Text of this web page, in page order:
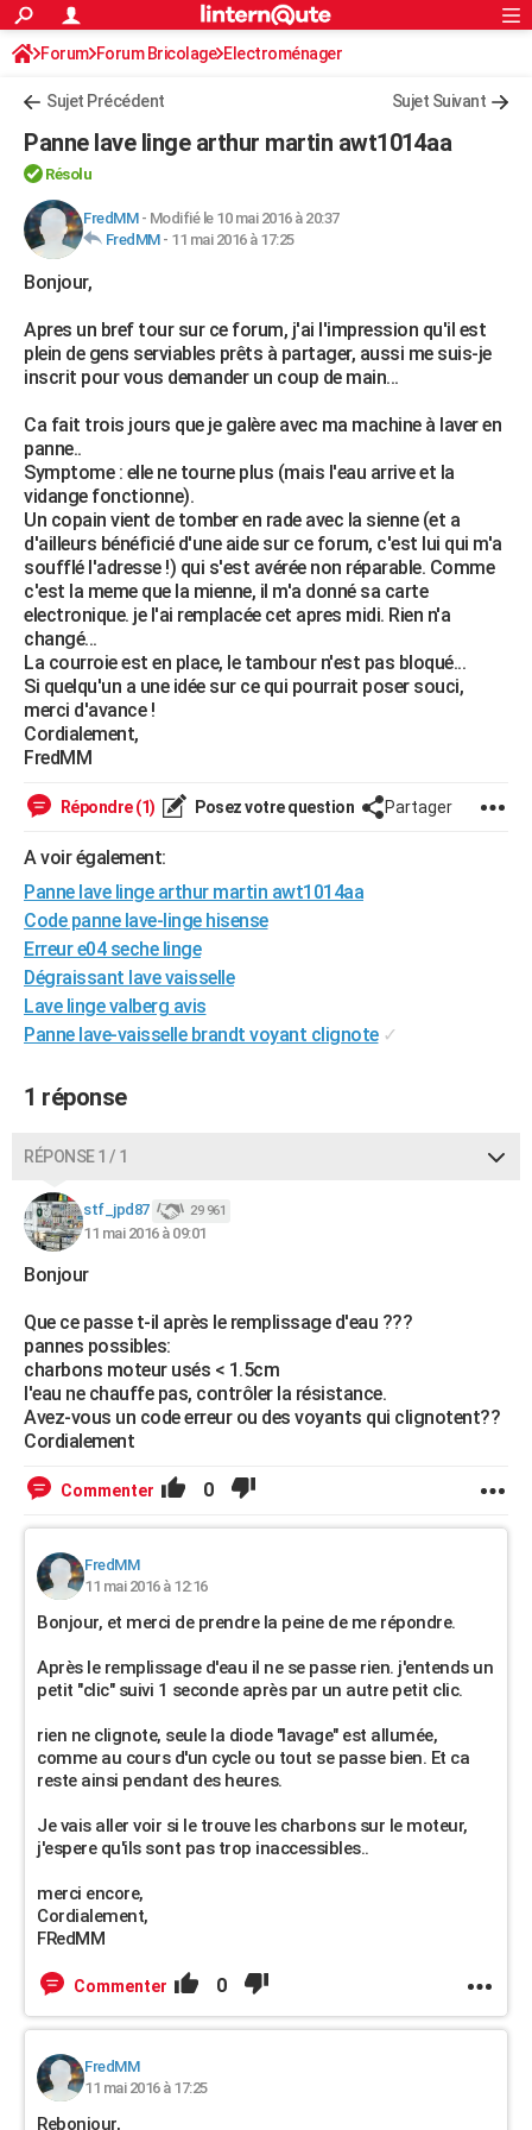
ACTUALITÉS
Politique
Société
Faits Divers
Education
Monde
Villes
+
Programme TV
TNTStreaming
Cinéma
Sorties cinéma
Musique
+FINANCE
Retraite
Impôts
Epargne
Immobilier
Risques naturels par ville
Banque
Assurance
Crédit
AUTO
Essais
Réserver un essai
Citadines
Berlines
SUV
Forum auto
BRICOLAGE
Forum
Aménagement intérieur
Extérieur
Cuisine
Salle de bains
Jardinage
Rangement
WEEK-END
LIFESTYLE
Art de vivre
Bien-être
Loisirs
Mode
Modes de vie
SANTE
Alimentation
Guide de la santé
Maladies
Médicaments
Sommeil
VOYAGE
Destinations
City break
Voyage nature
Voyage de noces
Forum
Climat
+PHOTO
GUIDES D'ACHAT
BONS PLANS
CARTE DE VOEUX
Carte de Noël
Carte Bonne année
Carte Saint-Valentin
Carte Pâques
Carte d'anniversaire
DICTIONNAIRE
Dictionnaire
Biographies
Citations
Expressions
Proverbes
PROGRAMME TV
COPAINS D'AVANT
S'inscrire
Se connecter
Lycées
Collèges
Primaires
Universités
Entreprises
Service militaire
Avis de recherche
AVIS DE DÉCÈS
FORUM
Bricolage
Lifestyle
Culture
Sport
Auto
Television
Voyage
Cinema
S'inscrire
Connexion
Forum Forum Bricolage Electroménager
Sujet Précédent Sujet Suivant
Panne lave linge arthur martin awt1014aa
Résolu
FredMM- Modifié le 10 mai 2016 à 20:37
FredMM- 11 mai 2016 à 17:25
Bonjour,
Apres un bref tour sur ce forum, j'ai l'impression qu'il est
plein de gens serviables prêts à partager, aussi me suis-je
inscrit pour vous demander un coup de main...
Ca fait trois jours que je galère avec ma machine à laver en
panne..
Symptome : elle ne tourne plus (mais l'eau arrive et la
vidange fonctionne).
Un copain vient de tomber en rade avec la sienne (et a
d'ailleurs bénéficié d'une aide sur ce forum, c'est lui qui m'a
soufflé l'adresse !) qui s'est avérée non réparable. Comme
c'est la meme que la mienne, il m'a donné sa carte
electronique. je l'ai remplacée cet apres midi. Rien n'a
changé...
La courroie est en place, le tambour n'est pas bloqué...
Si quelqu'un a une idée sur ce qui pourrait poser souci,
merci d'avance !
Cordialement,
FredMM
Répondre (1) Posez votre question Partager
A voir également:
Panne lave linge arthur martin awt1014aa
Code panne lave-linge hisense
Erreur e04 seche linge
Dégraissant lave vaisselle
Lave linge valberg avis
Panne lave-vaisselle brandt voyant clignote ✓
1 réponse
RÉPONSE 1 / 1
stf_jpd87 29 961
11 mai 2016 à 09:01
Bonjour
Que ce passe t-il après le remplissage d'eau ???
pannes possibles:
charbons moteur usés < 1.5cm
l'eau ne chauffe pas, contrôler la résistance.
Avez-vous un code erreur ou des voyants qui clignotent??
Cordialement
Commenter 0
FredMM
11 mai 2016 à 12:16
Bonjour, et merci de prendre la peine de me répondre.
Après le remplissage d'eau il ne se passe rien. j'entends un
petit "clic" suivi 1 seconde après par un autre petit clic.
rien ne clignote, seule la diode "lavage" est allumée,
comme au cours d'un cycle ou tout se passe bien. Et ca
reste ainsi pendant des heures.
Je vais aller voir si le trouve les charbons sur le moteur,
j'espere qu'ils sont pas trop inaccessibles..
merci encore,
Cordialement,
FRedMM
Commenter 0
FredMM
11 mai 2016 à 17:25
Rebonjour,